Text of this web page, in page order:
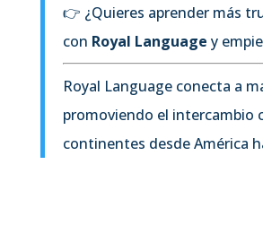
👉 ¿Quieres aprender más
con Royal Language y
Royal Language conecta a
promoviendo el intercambio
continentes desde América